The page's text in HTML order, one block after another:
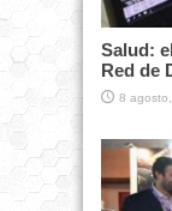
Salud:
Red de
8